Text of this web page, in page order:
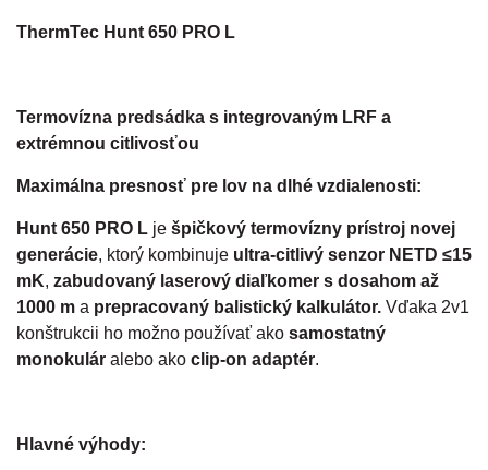
ThermTec Hunt 650 PRO L
Termovízna predsádka s integrovaným LRF a
extrémnou citlivosťou
Maximálna presnosť pre lov na dlhé vzdialenosti:
Hunt 650 PRO L je špičkový termovízny prístroj novej
generácie, ktorý kombinuje ultra-citlivý senzor NETD ≤15
mK, zabudovaný laserový diaľkomer s dosahom až
1000 m a prepracovaný balistický kalkulátor. Vďaka 2v1
konštrukcii ho možno používať ako samostatný
monokulár alebo ako clip-on adaptér.
Hlavné výhody: